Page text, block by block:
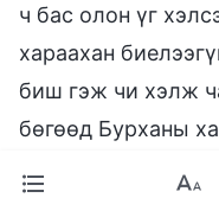
ч бас олон үг
хараахан
биш гэж чи хэлж
бөгөөд Бурханы
Өнөөдөр, Бурхан